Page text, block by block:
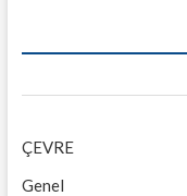
ÇEVRE
Genel